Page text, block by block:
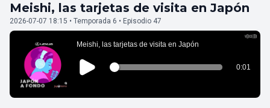
Meishi, las tarjetas de visita en Japón
2026-07-07 18:15 • Temporada 6 • Episodio 47